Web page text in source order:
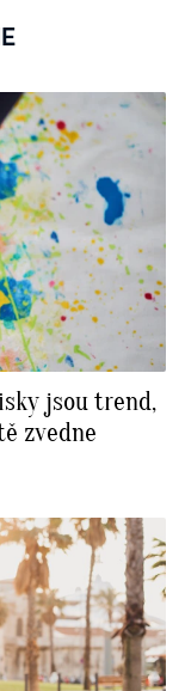
jsou trend,
zvedne